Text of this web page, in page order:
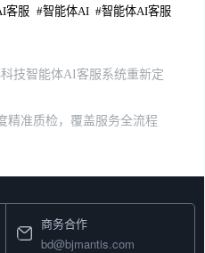
客服 #智能体AI #智能体AI客服
技智能体AI客服系统重新定
精准质检，覆盖服务全流程
商务合作
bd@bjmantis.com